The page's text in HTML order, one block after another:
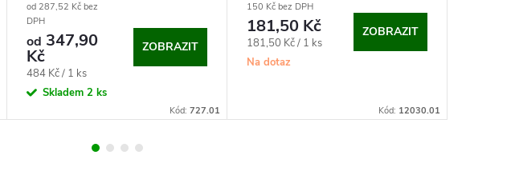
od 287,52 Kč bez
DPH
od 347,90
Kč
Měrná
cena:
484 Kč / 1 ks
Skladem 2 ks
ZOBRAZIT
Kód: 727.01
150 Kč bez DPH
181,50 Kč
Měrná
cena:
181,50 Kč / 1 ks
Na dotaz
ZOBRAZIT
Kód: 12030.01